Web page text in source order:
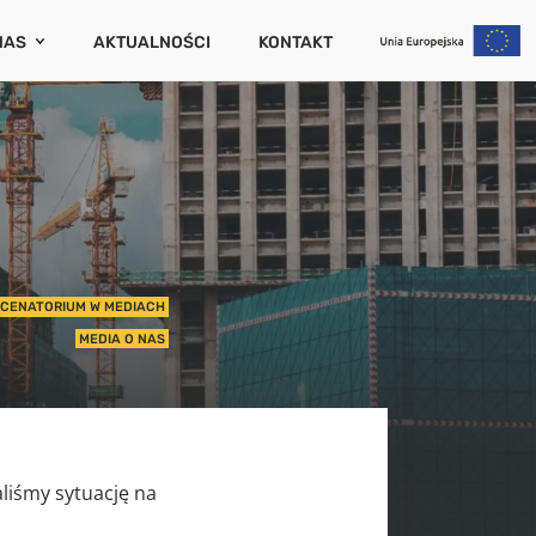
(SZKODOWOŚĆ)
I PUBLIKACJE
AKTUALNOŚCI KONTAKT
CENATORIUM W MEDIACH
MEDIA O NAS
sytuację na
ZAMKNIJ